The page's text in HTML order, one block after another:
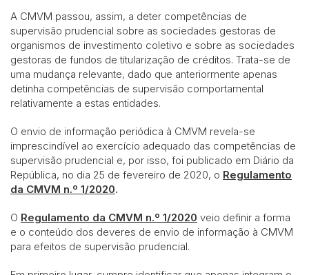
A CMVM passou, assim, a deter competências de
supervisão prudencial sobre as sociedades gestoras de
organismos de investimento coletivo e sobre as sociedades
gestoras de fundos de titularização de créditos. Trata-se de
uma mudança relevante, dado que anteriormente apenas
detinha competências de supervisão comportamental
relativamente a estas entidades.
O envio de informação periódica à CMVM revela-se
imprescindível ao exercício adequado das competências de
supervisão prudencial e, por isso, foi publicado em Diário da
República, no dia 25 de fevereiro de 2020, o Regulamento
da CMVM n.º 1/2020.
O Regulamento da CMVM n.º 1/2020 veio definir a forma
e o conteúdo dos deveres de envio de informação à CMVM
para efeitos de supervisão prudencial.